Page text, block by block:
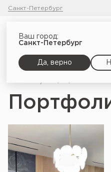
Санкт-Петербург
Ваш город:
Санкт-Петербург
Да, верно